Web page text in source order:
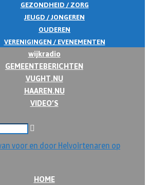
GEZONDHEID / ZORG
JEUGD / JONGEREN
OUDEREN
VERENIGINGEN / EVENEMENTEN
wijkradio
GEMEENTEBERICHTEN
VUGHT.NU
HAAREN.NU
VIDEO’S
HOME